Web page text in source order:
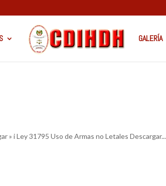
GALERÍA
» i Ley 31795 Uso de Armas no Letales Descargar...